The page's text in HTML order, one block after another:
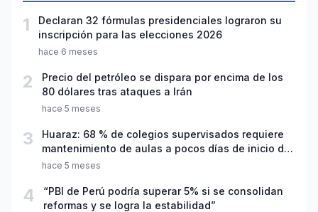
1
Declaran 32 fórmulas presidenciales lograron su
inscripción para las elecciones 2026
hace 6 meses
2
Precio del petróleo se dispara por encima de los
80 dólares tras ataques a Irán
hace 5 meses
3
Huaraz: 68 % de colegios supervisados requiere
mantenimiento de aulas a pocos días de inicio del
año escolar 2026
hace 5 meses
4
“PBI de Perú podría superar 5% si se consolidan
reformas y se logra la estabilidad”